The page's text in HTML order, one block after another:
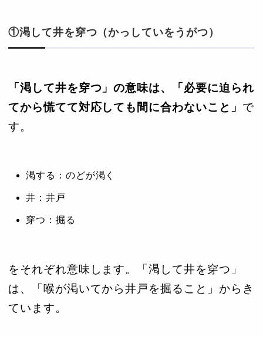
①渇して井を穿つ（かっしていをうがつ）
「渇して井を穿つ」の意味は、「必要に迫られ
てから慌てて対応しても間に合わないこと」 で
す。
渇する：のどが渇く
井：井戸
穿つ：掘る
をそれぞれ意味します。「渇して井を穿つ」
は、「喉が渇いてから井戸を掘ること」からき
ています。